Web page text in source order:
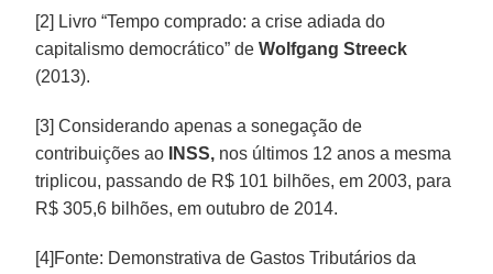
[2] Livro “Tempo comprado: a crise adiada do
capitalismo democrático” deWolfgang Streeck
(2013).
[3] Considerando apenas a sonegação de
contribuições ao
INSS, nos últimos 12 anos a mesma
triplicou, passando de R$ 101 bilhões, em 2003, para
R$ 305,6 bilhões, em outubro de 2014.
[4]Fonte: Demonstrativa de Gastos Tributários da